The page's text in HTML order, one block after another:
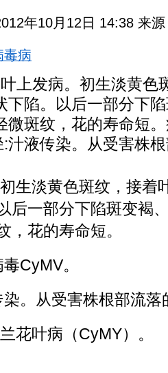
年10月12日 14:38 来
毒病
上发病。初生淡黄色
下陷。以后一部分下
微斑纹，花的寿命短
:汁液传染。从受害株
生淡黄色斑纹，接着
后一部分下陷斑变褐
，花的寿命短。
CyMV。
。从受害株根部流落
花叶病（CyMY）。